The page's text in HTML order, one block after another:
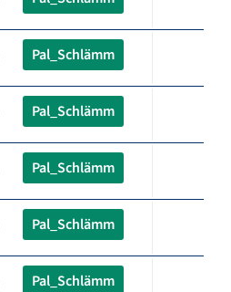
Pal_Schlämm
Pal_Schlämm
Pal_Schlämm
Pal_Schlämm
Pal_Schlämm